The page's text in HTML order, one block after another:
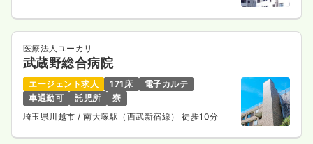
医療法人ユーカリ
武蔵野総合病院
エージェント求人 171床
電子カルテ
車通勤可
託児所
寮
埼玉県川越市 / 南大塚駅（西武新宿線） 徒歩10分